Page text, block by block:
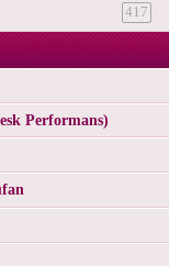
417
Performans)